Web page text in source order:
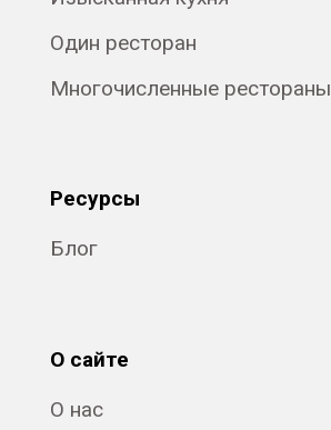
Один ресторан
Многочисленные рестораны
Ресурсы
Блог
О сайте
О нас